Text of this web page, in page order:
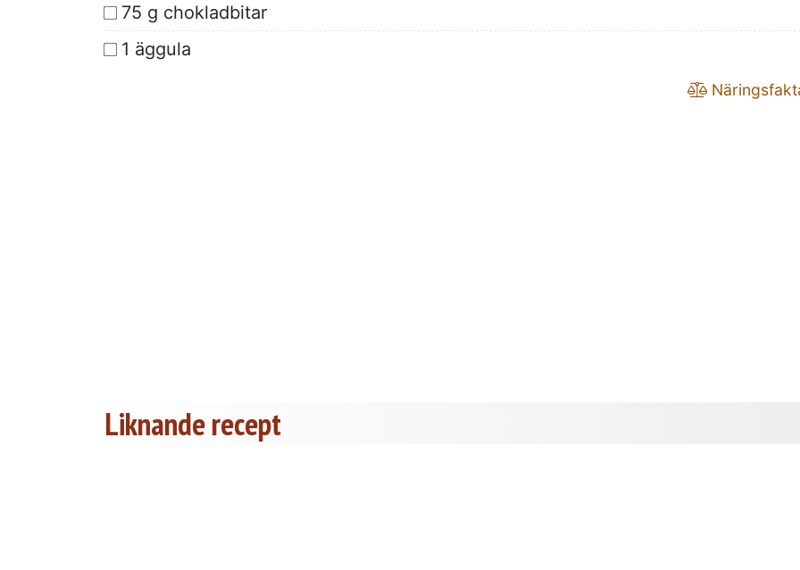
75 g chokladbitar
1 äggula
Liknande recept